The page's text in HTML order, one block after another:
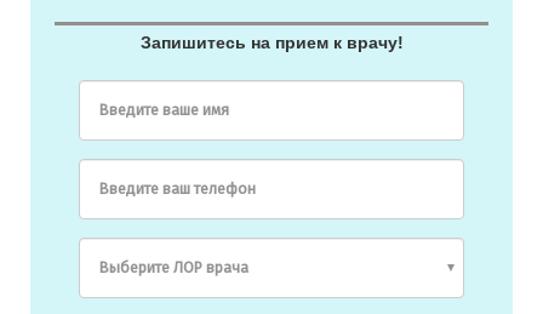
Запишитесь на прием к врачу!
Введите ваше имя
Введите ваш телефон